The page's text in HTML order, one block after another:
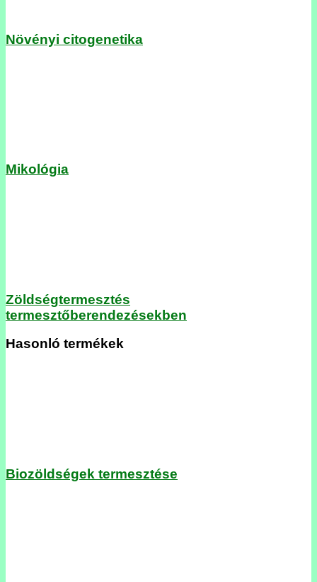
Növényi citogenetika
Mikológia
Zöldségtermesztés
termesztőberendezésekben
Hasonló termékek
Biozöldségek termesztése